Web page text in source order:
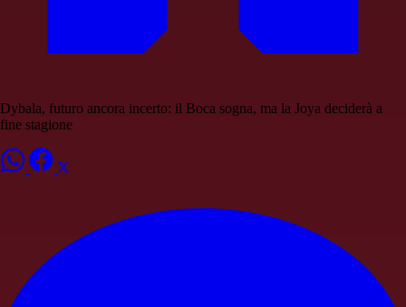
Dybala, futuro ancora incerto: il Boca sogna, ma la Joya deciderà a
fine stagione